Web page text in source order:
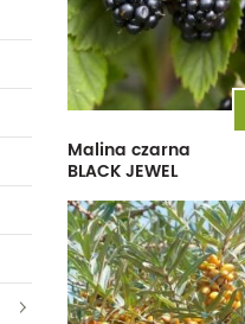
Malina czarna
BLACK JEWEL